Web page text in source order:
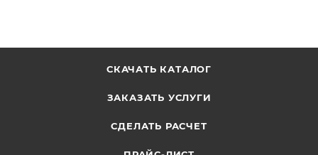
СКАЧАТЬ КАТАЛОГ
ЗАКАЗАТЬ УСЛУГИ
СДЕЛАТЬ РАСЧЕТ